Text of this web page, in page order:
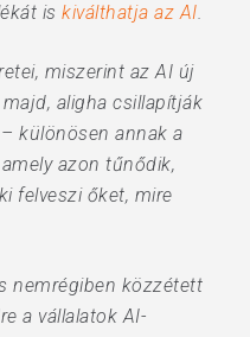
iskiválthatja az AI.
miszerint az AI új
aligha csillapítják
különösen annak a
azon tűnődik,
felveszi őket, mire
nemrégiben közzétett
a vállalatok AI-